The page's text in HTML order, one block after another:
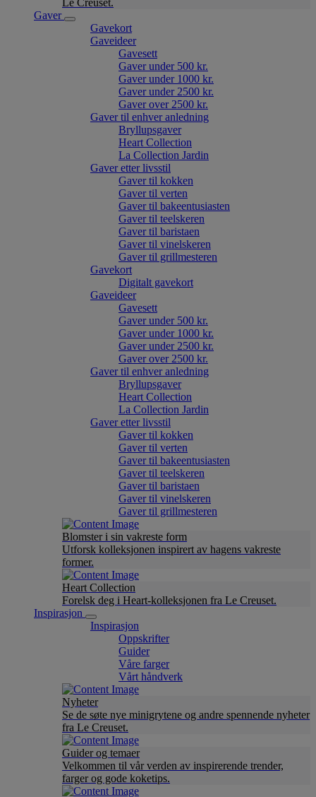
Le Creuset.
Gaver
Gavekort
Gaveideer
Gavesett
Gaver under 500 kr.
Gaver under 1000 kr.
Gaver under 2500 kr.
Gaver over 2500 kr.
Gaver til enhver anledning
Bryllupsgaver
Heart Collection
La Collection Jardin
Gaver etter livsstil
Gaver til kokken
Gaver til verten
Gaver til bakeentusiasten
Gaver til teelskeren
Gaver til baristaen
Gaver til vinelskeren
Gaver til grillmesteren
Gavekort
Digitalt gavekort
Gaveideer
Gavesett
Gaver under 500 kr.
Gaver under 1000 kr.
Gaver under 2500 kr.
Gaver over 2500 kr.
Gaver til enhver anledning
Bryllupsgaver
Heart Collection
La Collection Jardin
Gaver etter livsstil
Gaver til kokken
Gaver til verten
Gaver til bakeentusiasten
Gaver til teelskeren
Gaver til baristaen
Gaver til vinelskeren
Gaver til grillmesteren
Blomster i sin vakreste form
Utforsk kolleksjonen inspirert av hagens vakreste
former.
Heart Collection
Forelsk deg i Heart-kolleksjonen fra Le Creuset.
Inspirasjon
Inspirasjon
Oppskrifter
Guider
Våre farger
Vårt håndverk
Nyheter
Se de søte nye minigrytene og andre spennende nyheter
fra Le Creuset.
Guider og temaer
Velkommen til vår verden av inspirerende trender,
farger og gode koketips.